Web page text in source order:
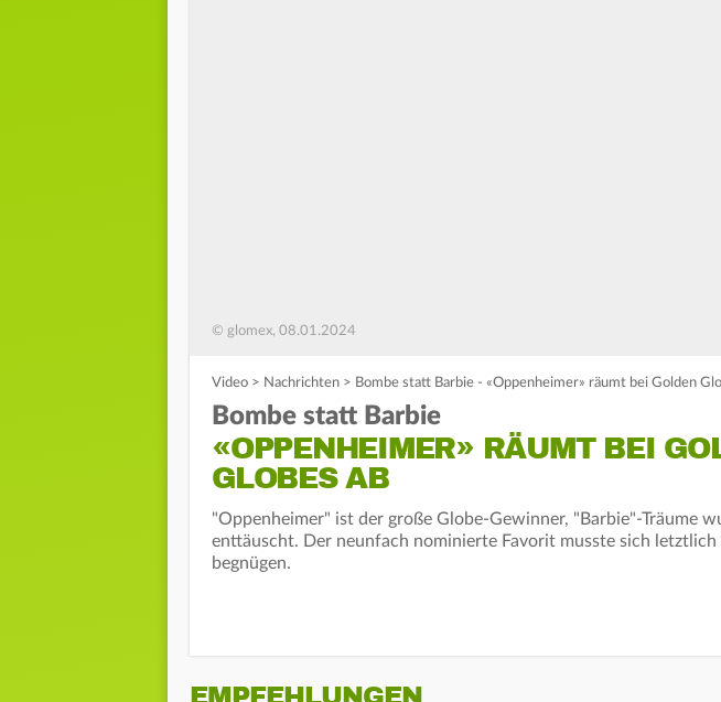
© glomex, 08.01.2024
Video > Nachrichten > Bombe statt Barbie - «Oppenheimer» räumt bei Golden
Bombe statt Barbie
«OPPENHEIMER» RÄUMT BEI
GLOBES AB
"Oppenheimer" ist der große Globe-Gewinner, "Barbie"-Träume
enttäuscht. Der neunfach nominierte Favorit musste sich letztlich
begnügen.